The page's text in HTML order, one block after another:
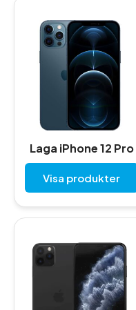
Laga iPhone 12 Pro
Visa produkter